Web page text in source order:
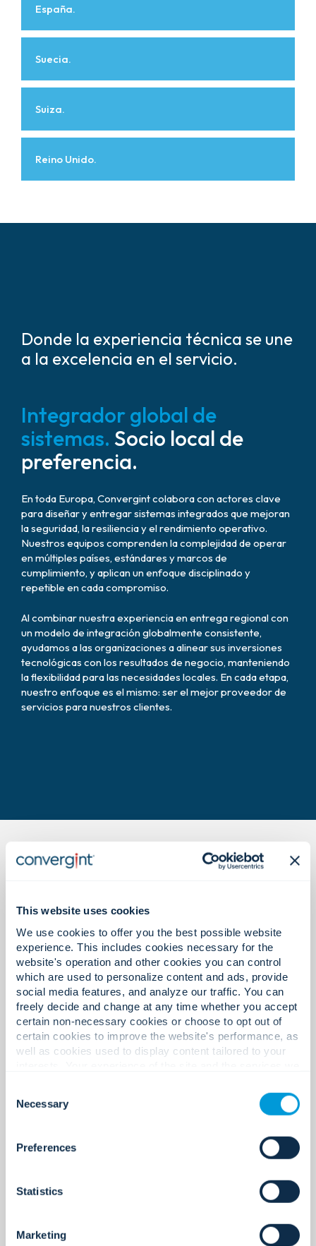
This website uses cookies
We use cookies to offer you the best possible website
experience. This includes cookies necessary for the
website's operation and other cookies you can control
which are used to personalize content and ads, provide
social media features, and analyze our traffic. You can
freely decide and change at any time whether you accept
certain non-necessary cookies or choose to opt out of
certain cookies to improve the website's performance, as
well as cookies used to display content tailored to your
cookies. Click "Show details" below for more information
about who we share your information with.
Selection
Necessary
Preferences
Statistics
Marketing
España.
Suecia.
Suiza.
Reino Unido.
Donde la experiencia técnica se une
a la excelencia en el servicio.
Integrador global de
sistemas. Socio local de
preferencia.
En toda Europa, Convergint colabora con actores clave
para diseñar y entregar sistemas integrados que mejoran
la seguridad, la resiliencia y el rendimiento operativo.
Nuestros equipos comprenden la complejidad de operar
en múltiples países, estándares y marcos de
cumplimiento, y aplican un enfoque disciplinado y
repetible en cada compromiso.
Al combinar nuestra experiencia en entrega regional con
un modelo de integración globalmente consistente,
ayudamos a las organizaciones a alinear sus inversiones
tecnológicas con los resultados de negocio, manteniendo
la flexibilidad para las necesidades locales. En cada etapa,
nuestro enfoque es el mismo: ser el mejor proveedor de
servicios para nuestros clientes.
La prueba está en los números.
12
700+